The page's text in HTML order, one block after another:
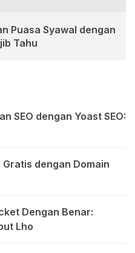
Puasa Syawal dengan
Tahu
SEO dengan Yoast SEO:
dengan Domain
Dengan Benar:
Lho